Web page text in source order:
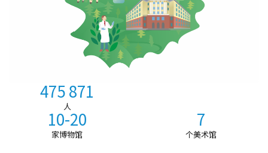
475 871
人
10-20
家博物馆
7
个美术馆